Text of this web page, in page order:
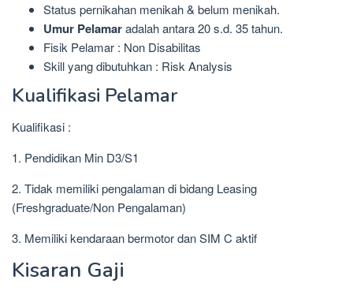
Status pernikahan menikah & belum menikah.
Umur Pelamaradalah antara 20 s.d. 35 tahun.
Fisik Pelamar : Non Disabilitas
Skill yang dibutuhkan : Risk Analysis
Kualifikasi Pelamar
Kualifikasi :
1. Pendidikan Min D3/S1
2. Tidak memiliki pengalaman di bidang Leasing
(Freshgraduate/Non Pengalaman)
3. Memiliki kendaraan bermotor dan SIM C aktif
Kisaran Gaji